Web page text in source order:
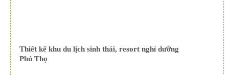
Thiết kế khu du lịch sinh thái, resort nghỉ dưỡng
Phú Thọ